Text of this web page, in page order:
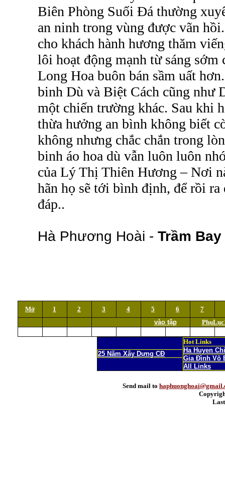
Biên Phòng Suối Đá thường
an ninh trong vùng được vãn
cho khách hành hương thăm
lôi hoạt động mạnh từ sáng sớm
Long Hoa buôn bán sầm uất
binh Dù và Biệt Cách cũng như
một chiến trường khác. Sau khi
thừa hưởng an bình không biết
không nhưng chắc chắn trong
binh áo hoa dù vẫn luôn luôn
của Lý Thị Thiên Hương – Nơi
hãn họ sẽ tới bình định, để rồi ra
đáp..
Hà Phương Hoài - Trầm Bay
Mở 1 2 3 4 5 6
7
vào tập
25 Năm Xây Dựng CĐ
Hot Links
Ha Huyen Chi
Gia Đình Võ
All Links
Send mail to